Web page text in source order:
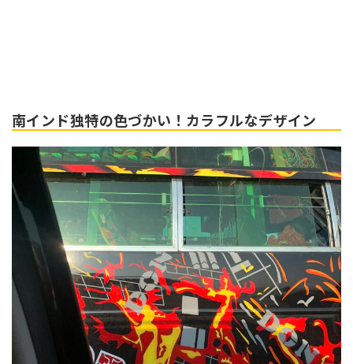
南インド独特の色づかい！カラフルなデザイン